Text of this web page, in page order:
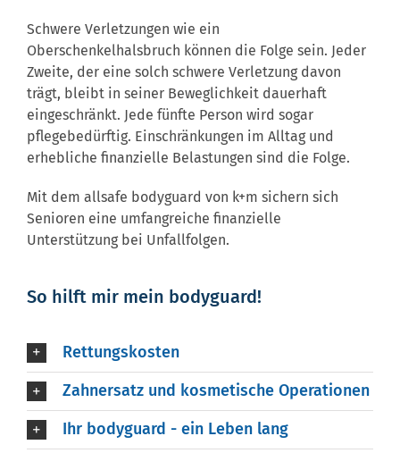
Schwere Verletzungen wie ein
Oberschenkelhalsbruch können die Folge sein. Jeder
Zweite, der eine solch schwere Verletzung davon
trägt, bleibt in seiner Beweglichkeit dauerhaft
eingeschränkt. Jede fünfte Person wird sogar
pflegebedürftig. Einschränkungen im Alltag und
erhebliche finanzielle Belastungen sind die Folge.
Mit dem allsafe bodyguard von k+m sichern sich
Senioren eine umfangreiche finanzielle
Unterstützung bei Unfallfolgen.
So hilft mir mein bodyguard!
Rettungskosten
Zahnersatz und kosmetische Operationen
Ihr bodyguard - ein Leben lang